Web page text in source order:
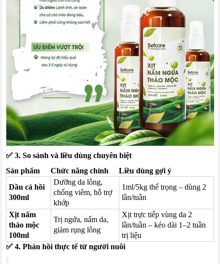
✅ 3. So sánh và liều dùng chuyên biệt
Sản phẩm
Chức năng chính
Liều dùng gợi ý
Dầu cá hồi
300ml
Dưỡng da lông,
chống viêm, hỗ trợ
khớp
1ml/5kg thể trọng – dùng 2
lần/tuần
Xịt nấm
thảo mộc
100ml
Trị ngứa, nấm da,
giảm rụng lông
Xịt trực tiếp vùng da 2
lần/tuần – kéo dài 1–2 tuần
trị liệu
✅ 4. Phản hồi thực tế từ người nuôi